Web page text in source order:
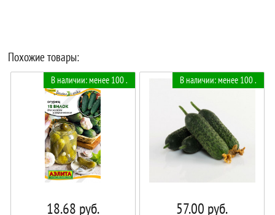
Похожие товары:
В наличии: менее 100 .
18.68 руб.
В наличии: менее 100 .
57.00 руб.